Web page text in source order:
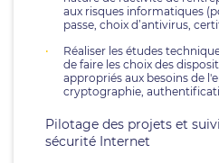
aux risques informatiques
passe, choix d’antivirus,
Réaliser les études
de faire les choix des
appropriés aux besoins de
cryptographie,
Pilotage des projets et
sécurité Internet